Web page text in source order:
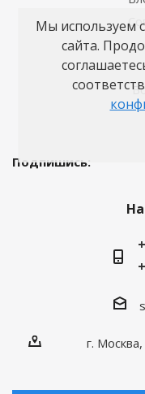
Подпишись:
г.
Мы используем
сайта.